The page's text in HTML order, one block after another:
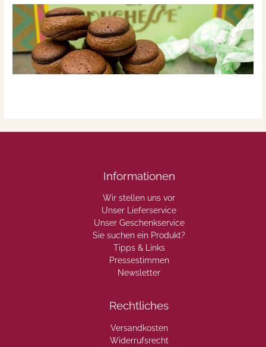
Informationen
Wir stellen uns vor
Unser Lieferservice
Unser Geschenkservice
Sie suchen ein Produkt?
Tipps & Links
Pressestimmen
Newsletter
Rechtliches
Versandkosten
Widerrufsrecht